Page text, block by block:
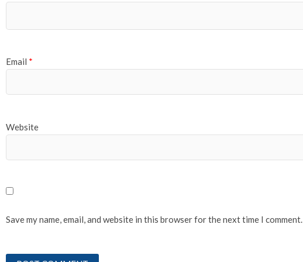
Email *
Website
Save my name, email, and website in this browser for the next time I comment.